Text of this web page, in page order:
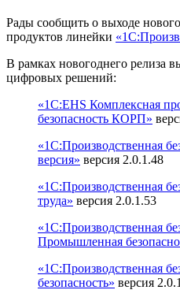
Рады сообщить о выходе
продуктов линейки
В рамках новогоднего релиза
цифровых решений:
«1С:EHS Комплексная
безопасность КОРП»
«1C:Производственная
версия» версия 2.0.1.48
«1C:Производственная
труда» версия 2.0.1.53
«1C:Производственная
Промышленная
«1C:Производственная
безопасность» версия